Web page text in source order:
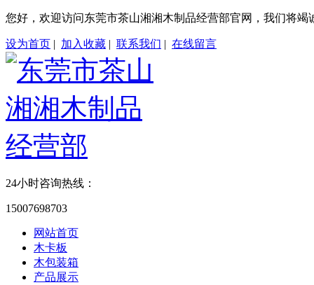
您好，欢迎访问东莞市茶山湘湘木制品经营部官网，我们将竭
设为首页 | 加入收藏 | 联系我们 | 在线留言
24小时咨询热线：
15007698703
网站首页
木卡板
木包装箱
产品展示